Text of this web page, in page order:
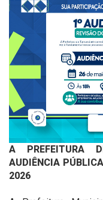
A PREFEITURA
AUDIÊNCIA
2026